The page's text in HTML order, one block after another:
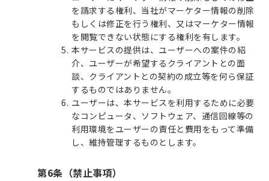
を請求する権利、当社がマーケター情報の削除
もしくは修正を行う権利、又はマーケター情報
を閲覧できない状態にする権利を有します。
本サービスの提供は、ユーザーへの案件の紹
介、ユーザーが希望するクライアントとの面
談、クライアントとの契約の成立等を何ら保証
するものではありません。
ユーザーは、本サービスを利用するために必要
なコンピュータ、ソフトウェア、通信回線等の
利用環境をユーザーの責任と費用をもって準備
し、維持管理するものとします。
第6条（禁止事項）